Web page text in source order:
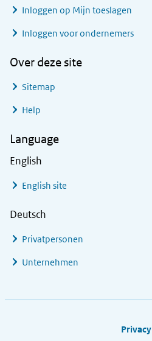
Inloggen op Mijn toeslagen
Inloggen voor ondernemers
Over deze site
Sitemap
Help
Language
English
English site
Deutsch
Privatpersonen
Unternehmen
Privacy